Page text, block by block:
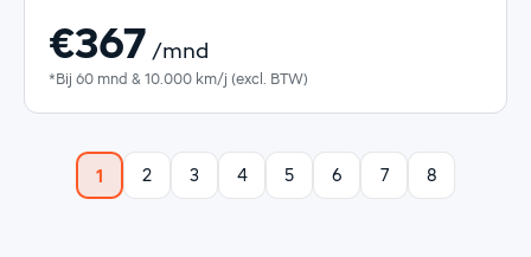
€367 /mnd
*Bij 60 mnd & 10.000 km/j (excl. BTW)
1 2 3 4 5 6 7 8